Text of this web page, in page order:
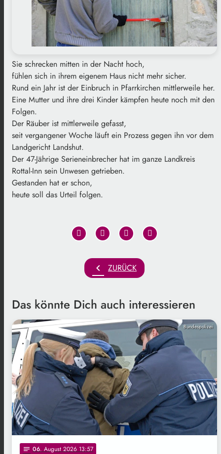
Sie schrecken mitten in der Nacht hoch,
fühlen sich in ihrem eigenem Haus nicht mehr sicher.
Rund ein Jahr ist der Einbruch in Pfarrkirchen mittlerweile her.
Eine Mutter und ihre drei Kinder kämpfen heute noch mit den
Folgen.
Der Räuber ist mittlerweile gefasst,
seit vergangener Woche läuft ein Prozess gegen ihn vor dem
Landgericht Landshut.
Der 47-Jährige Serieneinbrecher hat im ganze Landkreis
Rottal-Inn sein Unwesen getrieben.
Gestanden hat er schon,
heute soll das Urteil folgen.
chevron_left ZURÜCK
Das könnte Dich auch interessieren
Bundespolizei
notes 06. August 2026 13:57